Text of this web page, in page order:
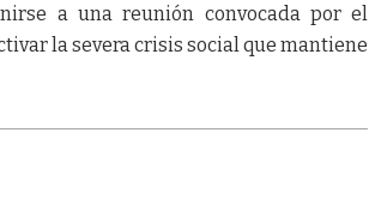
a una reunión convocada por el
la severa crisis social que mantiene